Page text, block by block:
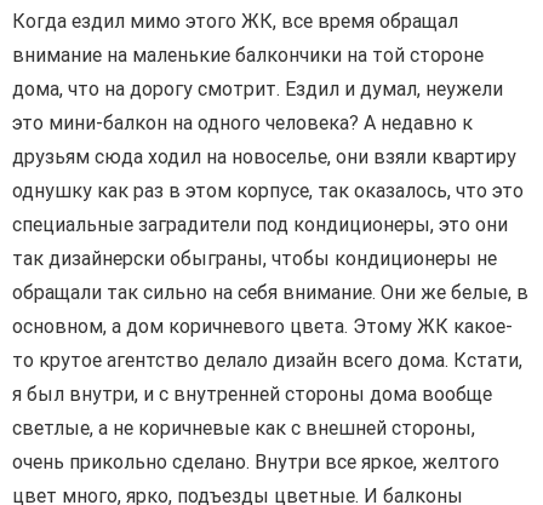
Когда ездил мимо этого ЖК, все время обращал
внимание на маленькие балкончики на той стороне
дома, что на дорогу смотрит. Ездил и думал, неужели
это мини-балкон на одного человека? А недавно к
друзьям сюда ходил на новоселье, они взяли квартиру
однушку как раз в этом корпусе, так оказалось, что это
специальные заградители под кондиционеры, это они
так дизайнерски обыграны, чтобы кондиционеры не
обращали так сильно на себя внимание. Они же белые, в
основном, а дом коричневого цвета. Этому ЖК какое-
то крутое агентство делало дизайн всего дома. Кстати,
я был внутри, и с внутренней стороны дома вообще
светлые, а не коричневые как с внешней стороны,
очень прикольно сделано. Внутри все яркое, желтого
цвет много, ярко, подъезды цветные. И балконы